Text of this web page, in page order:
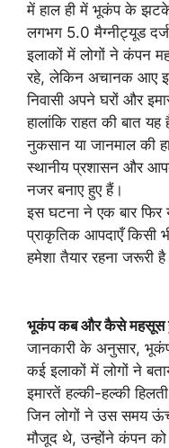
में हाल ही में भूकंप के
लगभग 5.0 मैग्नीट्यूड
इलाकों में लोगों ने कंपन
रहे, लेकिन अचानक आए
निवासी अपने घरों और
हालांकि राहत की बात
नुकसान या जानमाल की
स्थानीय प्रशासन और
नजर बनाए हुए हैं।
इस घटना ने एक बार फिर
प्राकृतिक आपदाएँ
हमेशा तैयार रहना जरूरी
भूकंप कब और कैसे महसूस
जानकारी के अनुसार,
कई इलाकों में लोगों ने
इमारतें हल्की-हल्की
जिन लोगों ने उस समय
मौजूद थे, उन्होंने कंपन को